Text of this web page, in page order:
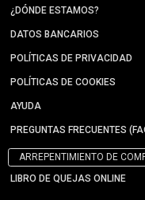
¿DÓNDE ESTAMOS?
DATOS BANCARIOS
POLÍTICAS DE PRIVACIDAD
POLÍTICAS DE COOKIES
AYUDA
PREGUNTAS FRECUENTES
ARREPENTIMIENTO DE
LIBRO DE QUEJAS ONLINE